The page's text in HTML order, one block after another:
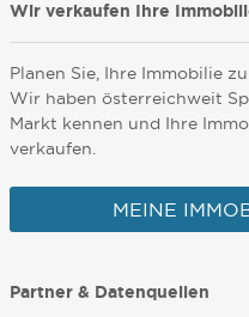
Wir verkaufen Ihre
Planen Sie, Ihre Immobilie
Wir haben österreichweit
Markt kennen und Ihre
verkaufen.
MEINE
Partner & Datenquellen